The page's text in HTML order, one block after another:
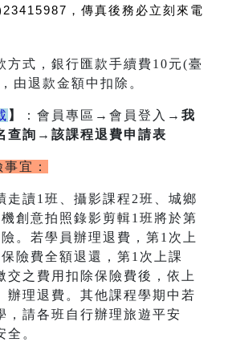
，傳真後務必立刻來電
式，銀行匯款手續費10元(臺
由退款金額中扣除。
】 ：會員專區 → 會員登入 →我
查詢→該課程退費申請表
宜：
走讀1班、攝影課程2班、城鄉
創意拍照錄影剪輯1班將於第
。若學員辦理退費，第1次上
險費全額退還，第1次上課
交之費用扣除保險費後，依上
辦理退費。其他課程學期中若
，請各班自行辦理旅遊平安
全。